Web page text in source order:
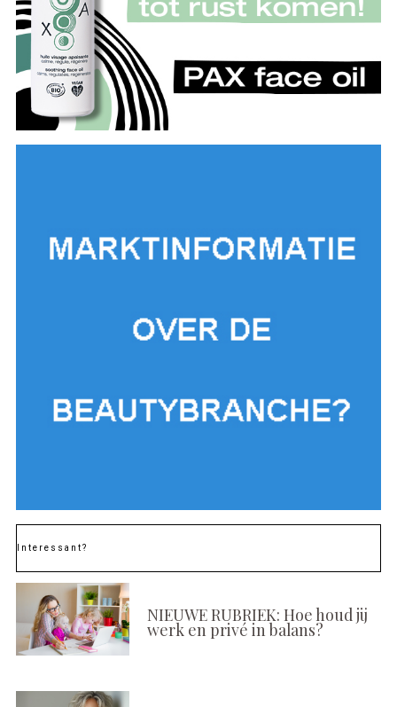
Interessant?
NIEUWE RUBRIEK: Hoe houd jij
werk en privé in balans?